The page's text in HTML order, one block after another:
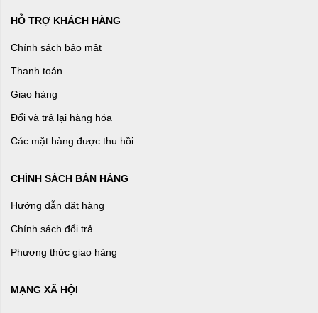
HỖ TRỢ KHÁCH HÀNG
Chính sách bảo mật
Thanh toán
Giao hàng
Đổi và trả lại hàng hóa
Các mặt hàng được thu hồi
CHÍNH SÁCH BÁN HÀNG
Hướng dẫn đặt hàng
Chính sách đổi trả
Phương thức giao hàng
MẠNG XÃ HỘI